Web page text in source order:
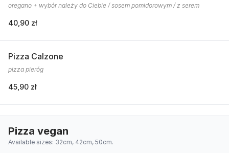
oregano + wybór należy do Ciebie / sosem pomidorowym / z serem
40,90 zł
Pizza Calzone
pizza pieróg
45,90 zł
Pizza vegan
Available sizes: 32cm, 42cm, 50cm.